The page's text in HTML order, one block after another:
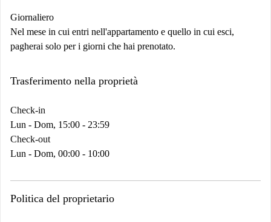
Giornaliero
Nel mese in cui entri nell'appartamento e quello in cui esci,
pagherai solo per i giorni che hai prenotato.
Trasferimento nella proprietà
Check-in
Lun - Dom, 15:00 - 23:59
Check-out
Lun - Dom, 00:00 - 10:00
Politica del proprietario